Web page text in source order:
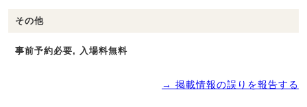
その他
事前予約必要, 入場料無料
→ 掲載情報の誤りを報告する